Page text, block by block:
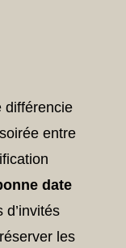
différencie
entre
date
les